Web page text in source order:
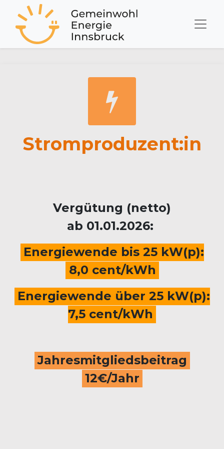
Stromproduzent:in
Vergütung (netto)
ab 01.01.2026:
Energiewende bis 25 kW(p):
8,0 cent/kWh
Energiewende über 25 kW(p):
7,5 cent/kWh
Jahresmitgliedsbeitrag
12€/Jahr